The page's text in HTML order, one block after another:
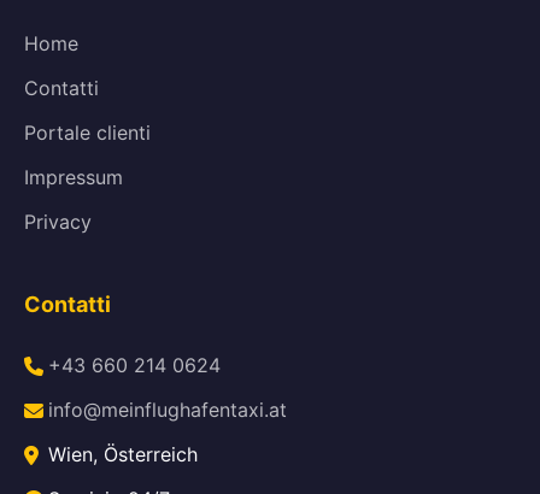
Home
Contatti
Portale clienti
Impressum
Privacy
Contatti
+43 660 214 0624
info@meinflughafentaxi.at
Wien, Österreich